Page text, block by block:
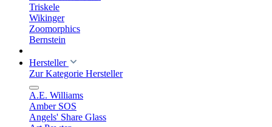
Triskele
Wikinger
Zoomorphics
Bernstein
Hersteller
Zur Kategorie Hersteller
A.E. Williams
Amber SOS
Angels' Share Glass